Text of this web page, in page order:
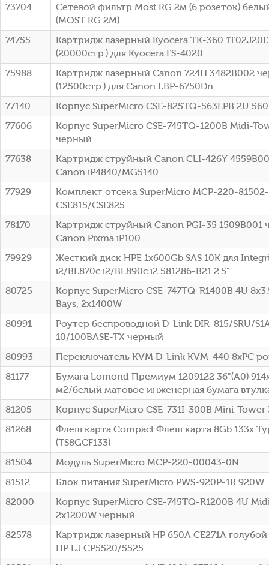
73704
Сетевой фильтр Most RG 2м (6 розеток)
(МОSТ RG 2М)
74755
Картридж лазерный Kyocera TK-360
(20000стр.) для Kyocera FS-4020
75988
Картридж лазерный Canon 724H 3482B002
(12500стр.) для Canon LBP-6750Dn
77140
Корпус SuperMicro CSE-825TQ-563LPB 2U
77606
Корпус SuperMicro CSE-745TQ-1200B Midi-
черный
77638
Картридж струйный Canon CLI-426Y
Canon iP4840/MG5140
77929
Комплект отсека SuperMicro MCP-220-
CSE815/CSE825
78170
Картридж струйный Canon PGI-35 1509B001
Canon Pixma iP100
79929
Жесткий диск HPE 1x600Gb SAS 10K для
i2/BL870c i2/BL890c i2 581286-B21 2.5"
80725
Корпус SuperMicro CSE-747TQ-R1400B 4U
Bays, 2x1400W
80991
Роутер беспроводной D-Link DIR-815/SRU/
10/100BASE-TX черный
80993
Переключатель KVM D-Link KVM-440 8xPC
81177
Бумага Lomond Премиум 1209122 36"(A0)
м2/белый матовое инженерная бумага
81205
Корпус SuperMicro CSE-731I-300B Mini-Tower
81268
Флеш карта Compact Флеш карта 8Gb 133x
(TS8GCF133)
81504
Модуль SuperMicro MCP-220-00043-0N
81512
Блок питания SuperMicro PWS-920P-1R 920W
82000
Корпус SuperMicro CSE-745TQ-R1200B 4U
2x1200W черный
82578
Картридж лазерный HP 650A CE271A голубой
HP LJ CP5520/5525